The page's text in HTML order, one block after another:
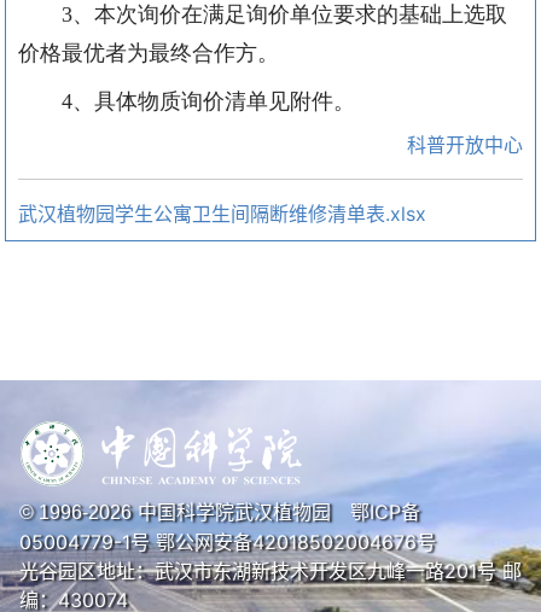
3、本次询价在满足询价单位要求的基础上选取
价格最优者为最终合作方。
4、具体物质询价清单见附件。
科普开放中心
武汉植物园学生公寓卫生间隔断维修清单表.xlsx
© 1996-2026中国科学院武汉植物园 鄂ICP备
05004779-1号鄂公网安备42018502004676号
光谷园区地址：武汉市东湖新技术开发区九峰一路201号 邮
编：430074